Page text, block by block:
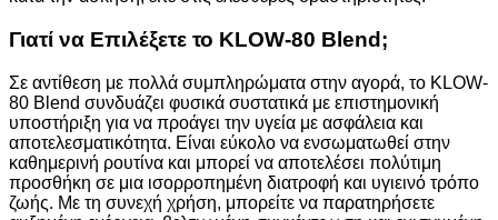
Γιατί να Επιλέξετε το KLOW-80 Blend;
Σε αντίθεση με πολλά συμπληρώματα στην αγορά, το KLOW-
80 Blend συνδυάζει φυσικά συστατικά με επιστημονική
υποστήριξη για να προάγει την υγεία με ασφάλεια και
αποτελεσματικότητα. Είναι εύκολο να ενσωματωθεί στην
καθημερινή ρουτίνα και μπορεί να αποτελέσει πολύτιμη
προσθήκη σε μια ισορροπημένη διατροφή και υγιεινό τρόπο
ζωής. Με τη συνεχή χρήση, μπορείτε να παρατηρήσετε